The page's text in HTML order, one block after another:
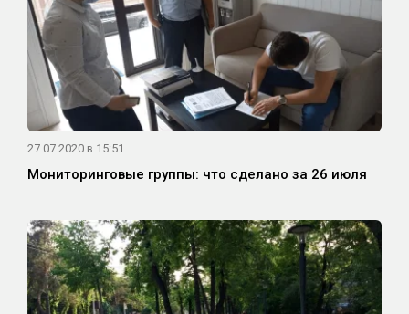
27.07.2020 в 15:51
Мониторинговые группы: что сделано за 26 июля